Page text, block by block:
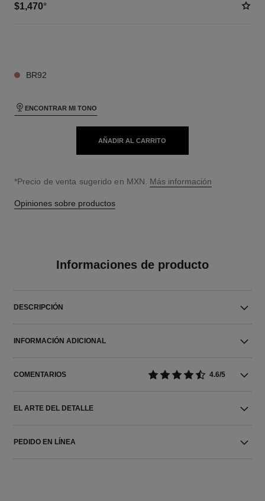
$1,470*
BR92
ENCONTRAR MI TONO
AÑADIR AL CARRITO
↩
*Precio de venta sugerido en MXN. Más información
Opiniones sobre productos
Informaciones de producto
DESCRIPCIÓN
INFORMACIÓN ADICIONAL
COMENTARIOS 4.6/5
EL ARTE DEL DETALLE
PEDIDO EN LÍNEA